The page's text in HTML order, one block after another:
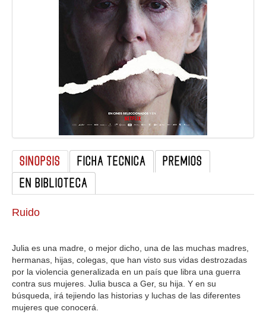
SINOPSIS FICHA TECNICA
PREMIOS
EN BIBLIOTECA
Ruido
Julia es una madre, o mejor dicho, una de las muchas madres,
hermanas, hijas, colegas, que han visto sus vidas destrozadas
por la violencia generalizada en un país que libra una guerra
contra sus mujeres. Julia busca a Ger, su hija. Y en su
búsqueda, irá tejiendo las historias y luchas de las diferentes
mujeres que conocerá.